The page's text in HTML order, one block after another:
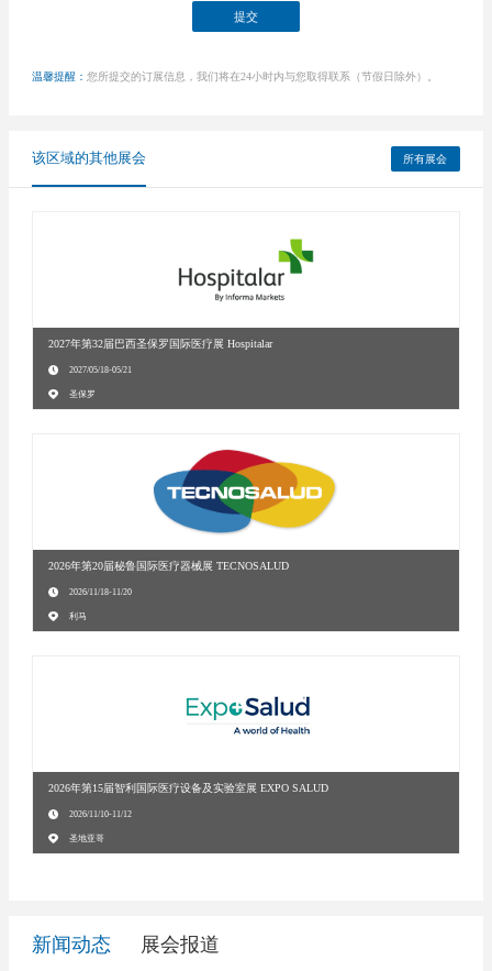
温馨提醒：您所提交的订展信息，我们将在24小时内与您取得联系（节假日除外）。
该区域的其他展会 所有展会
2027年第32届巴西圣保罗国际医疗展 Hospitalar
2027/05/18-05/21
圣保罗
2026年第20届秘鲁国际医疗器械展 TECNOSALUD
2026/11/18-11/20
利马
2026年第15届智利国际医疗设备及实验室展 EXPO SALUD
2026/11/10-11/12
圣地亚哥
新闻动态 展会报道